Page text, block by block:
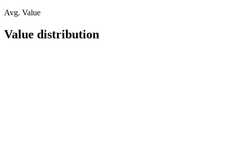
Avg. Value
Value distribution